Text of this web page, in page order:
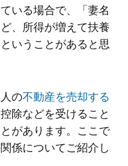
いる場合で、「妻名
、所得が増えて扶養
いうことがあると思
の不動産を売却する
除などを受けること
があります。ここで
係についてご紹介し